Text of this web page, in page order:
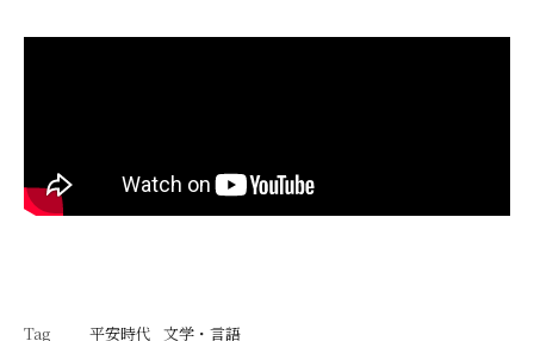
Tag 平安時代 文学・言語